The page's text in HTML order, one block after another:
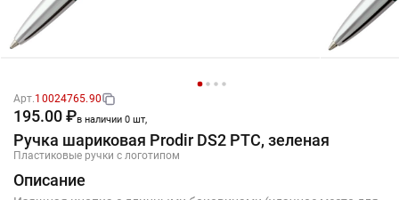
Арт.10024765.90
195.00 ₽в наличии 0 шт,
Ручка шариковая Prodir DS2 PTC, зеленая
Пластиковые ручки с логотипом
Описание